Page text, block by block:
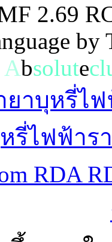
2.69
Absolutecl
ยาบุหรี่ไ
รี่ไฟฟ้าร
RDA